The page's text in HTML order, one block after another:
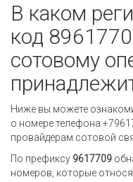
В каком
код
сотовому
Ниже вы можете
о номере телефона
провайдерам сотовой
По префиксу 9617709
номеров, которые